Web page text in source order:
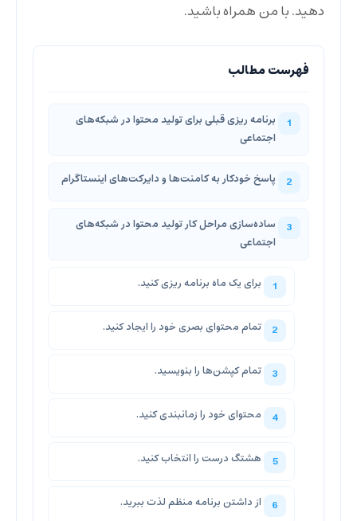
دهید. با من همراه باشید.
برنامه ریزی قبلی برای تولید محتوا در شبکه‌های
اجتماعی
پاسخ خودکار به کامنت‌ها و دایرکت‌های اینستاگرام
ساده‌سازی مراحل کار تولید محتوا در شبکه‌های
اجتماعی
برای یک ماه برنامه ریزی کنید.
تمام محتوای بصری خود را ایجاد کنید.
تمام کپشن‌ها را بنویسید.
محتوای خود را زمانبندی کنید.
هشتگ درست را انتخاب کنید.
از داشتن برنامه منظم لذت ببرید.